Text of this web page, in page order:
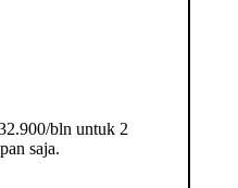
bln untuk 2
saja.